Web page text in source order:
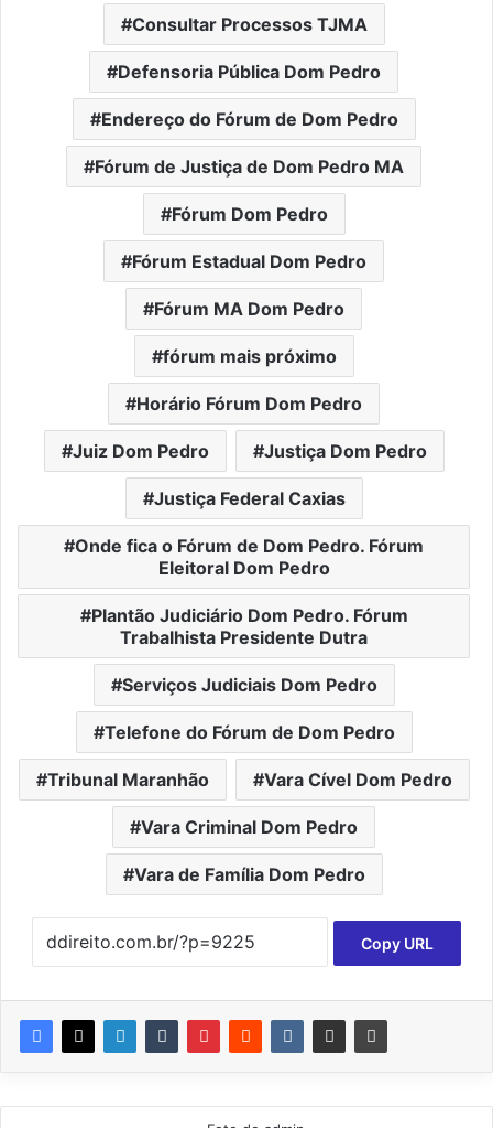
Consultar Processos TJMA
Defensoria Pública Dom Pedro
Endereço do Fórum de Dom Pedro
Fórum de Justiça de Dom Pedro MA
Fórum Dom Pedro
Fórum Estadual Dom Pedro
Fórum MA Dom Pedro
fórum mais próximo
Horário Fórum Dom Pedro
Juiz Dom Pedro Justiça Dom Pedro
Justiça Federal Caxias
Onde fica o Fórum de Dom Pedro. Fórum
Eleitoral Dom Pedro
Plantão Judiciário Dom Pedro. Fórum
Trabalhista Presidente Dutra
Serviços Judiciais Dom Pedro
Telefone do Fórum de Dom Pedro
Tribunal Maranhão Vara Cível Dom Pedro
Vara Criminal Dom Pedro
Vara de Família Dom Pedro
Copy URL